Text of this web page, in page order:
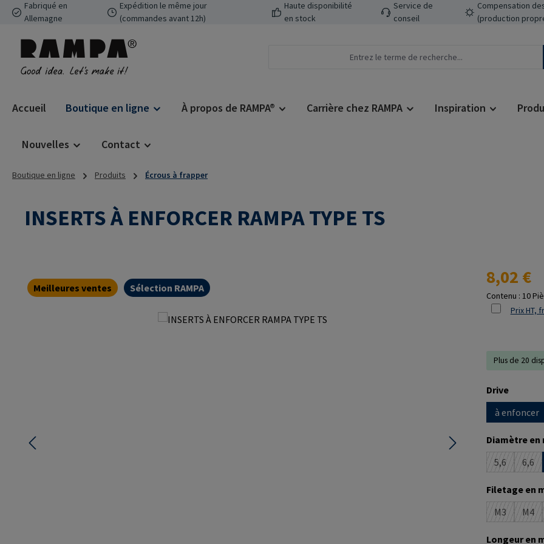
au contenu principal
Passer à la recherche
Passer à la navigation principale
Fabriqué en
Allemagne
Expédition le même jour
(commandes avant 12h)
Haute disponibilité
en stock
Service de
conseil
Compensation
(production
Accueil Boutique en ligne À propos de RAMPA® Carrière chez RAMPA Inspiration
Nouvelles Contact
Boutique en ligne Produits Écrous à frapper
INSERTS À ENFORCER RAMPA TYPE TS
Meilleures ventes Sélection RAMPA
Prix régulier :
8,02 €
Contenu : 10
Prix HT,
Plus de 20
Sélectionnez
Drive
à enfoncer
Diamètre en
5,6
(Cette
6,6
Filetage en
M3
(Cette
M4
Longeur en